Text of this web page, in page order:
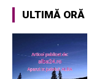
ULTIMĂ ORĂ